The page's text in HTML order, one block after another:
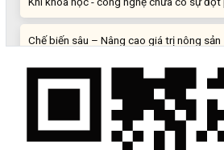
Chế biến sâu – Nâng cao giá trị nông sản
“Đi tắt, đón đầu” các công nghệ mới,
Quảng bá hình ảnh Đắk Lắk đến bạn bè
Mời tham gia Hội chợ triển lãm chuyên